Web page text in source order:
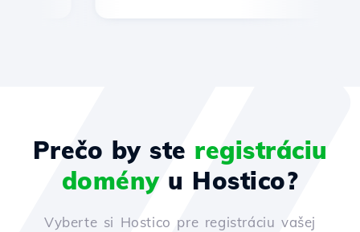
Prečo by ste registráciu
doményu Hostico?
Vyberte si Hostico pre registráciu vašej